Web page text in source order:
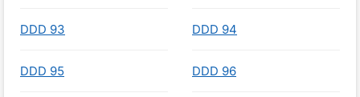
DDD 93 DDD 94
DDD 95 DDD 96